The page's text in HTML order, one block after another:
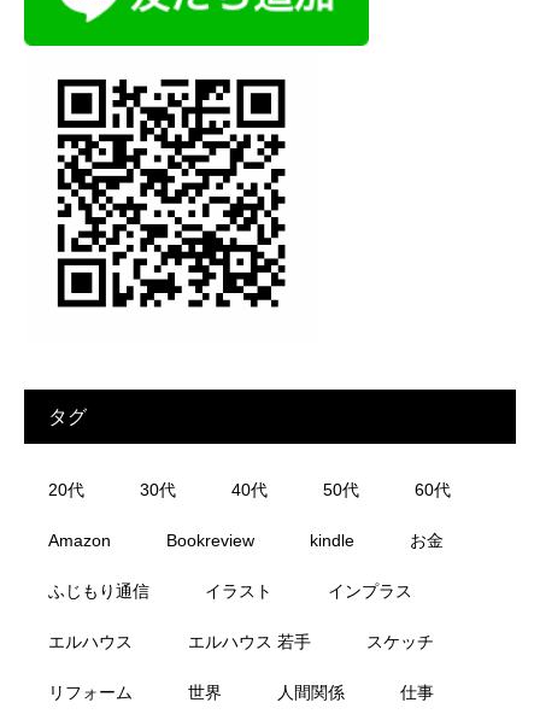
タグ
20代 30代 40代 50代 60代
Amazon Bookreview kindle お金
ふじもり通信 イラスト インプラス
エルハウス エルハウス 若手 スケッチ
リフォーム 世界 人間関係 仕事